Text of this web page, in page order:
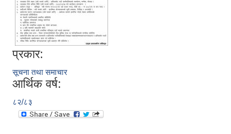
प्रकार:
सूचना तथा समाचार
आर्थिक वर्ष:
८२/८३